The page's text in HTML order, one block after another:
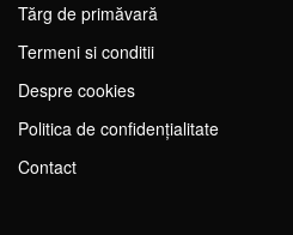
Tărg de primăvară
Termeni si conditii
Despre cookies
Politica de confidențialitate
Contact